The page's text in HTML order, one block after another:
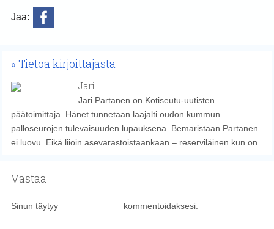
Jaa:
Tietoa kirjoittajasta
Jari
Jari Partanen on Kotiseutu-uutisten
päätoimittaja. Hänet tunnetaan laajalti oudon kummun
palloseurojen tulevaisuuden lupauksena. Bemaristaan Partanen
ei luovu. Eikä liioin asevarastoistaankaan – reserviläinen kun on.
Vastaa
Sinun täytyy kommentoidaksesi.